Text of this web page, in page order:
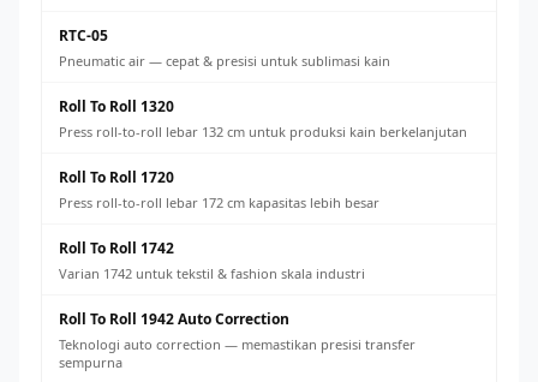
RTC-05
Pneumatic air — cepat & presisi untuk sublimasi kain
Roll To Roll 1320
Press roll-to-roll lebar 132 cm untuk produksi kain berkelanjutan
Roll To Roll 1720
Press roll-to-roll lebar 172 cm kapasitas lebih besar
Roll To Roll 1742
Varian 1742 untuk tekstil & fashion skala industri
Roll To Roll 1942 Auto Correction
Teknologi auto correction — memastikan presisi transfer
sempurna